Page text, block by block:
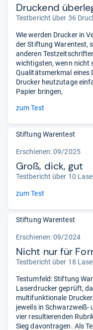
Druckend
Testbericht über 36
Wie werden Drucker in
der Stiftung Warentest,
anderen
wichtigsten, wenn nicht
Qualitätsmerkmal eines
Drucker heutzutage
Papier bringen,
zum Test
Stiftung Warentest
Erschienen: 09/2025
Groß, dick, gut
Testbericht über 10
zum Test
Stiftung Warentest
Erschienen: 09/2024
Nicht nur für
Testbericht über 18
Testumfeld: Stiftung
Laserdrucker geprüft,
multifunktionale
jeweils in Schwarzweiß-
vier resultierenden
Sieg davontragen. Als